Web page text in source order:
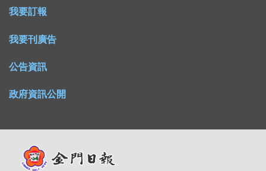
我要訂報
我要刊廣告
公告資訊
政府資訊公開